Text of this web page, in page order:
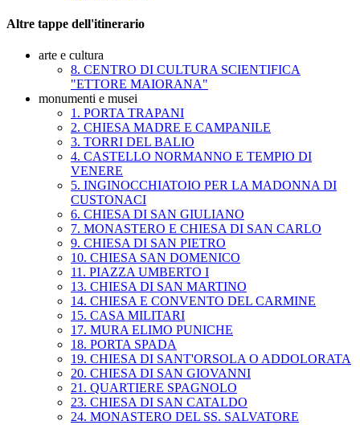
Altre tappe dell'itinerario
arte e cultura
8. CENTRO DI CULTURA SCIENTIFICA
"ETTORE MAIORANA"
monumenti e musei
1. PORTA TRAPANI
2. CHIESA MADRE E CAMPANILE
3. TORRI DEL BALIO
4. CASTELLO NORMANNO E TEMPIO DI
VENERE
5. INGINOCCHIATOIO PER LA MADONNA DI
CUSTONACI
6. CHIESA DI SAN GIULIANO
7. MONASTERO E CHIESA DI SAN CARLO
9. CHIESA DI SAN PIETRO
10. CHIESA SAN DOMENICO
11. PIAZZA UMBERTO I
13. CHIESA DI SAN MARTINO
14. CHIESA E CONVENTO DEL CARMINE
15. CASA MILITARI
17. MURA ELIMO PUNICHE
18. PORTA SPADA
19. CHIESA DI SANT'ORSOLA O ADDOLORATA
20. CHIESA DI SAN GIOVANNI
21. QUARTIERE SPAGNOLO
23. CHIESA DI SAN CATALDO
24. MONASTERO DEL SS. SALVATORE